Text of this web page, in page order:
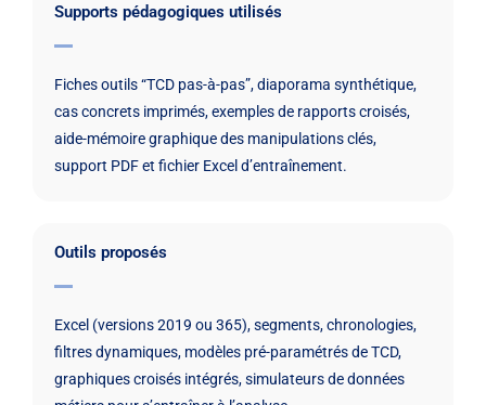
Supports pédagogiques utilisés
Fiches outils “TCD pas-à-pas”, diaporama synthétique,
cas concrets imprimés, exemples de rapports croisés,
aide-mémoire graphique des manipulations clés,
support PDF et fichier Excel d’entraînement.
Outils proposés
Excel (versions 2019 ou 365), segments, chronologies,
filtres dynamiques, modèles pré-paramétrés de TCD,
graphiques croisés intégrés, simulateurs de données